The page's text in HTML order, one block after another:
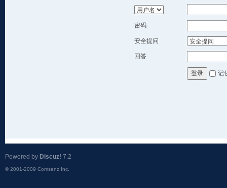
密码
安全提问
回答
登录 记
Powered by Discuz! 7.2
© 2001-2009 Comsenz Inc.